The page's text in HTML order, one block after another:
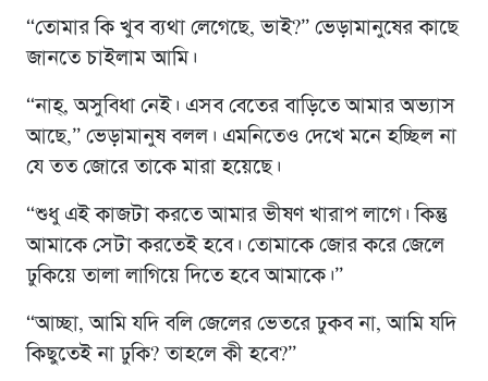
“তোমার কি খুব ব্যথা লেগেছে, ভাই?” ভেড়ামানুষের কাছে
জানতে চাইলাম আমি।
“নাহ্, অসুবিধা নেই। এসব বেতের বাড়িতে আমার অভ্যাস
আছে,” ভেড়ামানুষ বলল। এমনিতেও দেখে মনে হচ্ছিল না
যে তত জোরে তাকে মারা হয়েছে।
“শুধু এই কাজটা করতে আমার ভীষণ খারাপ লাগে। কিন্তু
আমাকে সেটা করতেই হবে। তোমাকে জোর করে জেলে
ঢুকিয়ে তালা লাগিয়ে দিতে হবে আমাকে।”
“আচ্ছা, আমি যদি বলি জেলের ভেতরে ঢুকব না, আমি যদি
কিছুতেই না ঢুকি? তাহলে কী হবে?”